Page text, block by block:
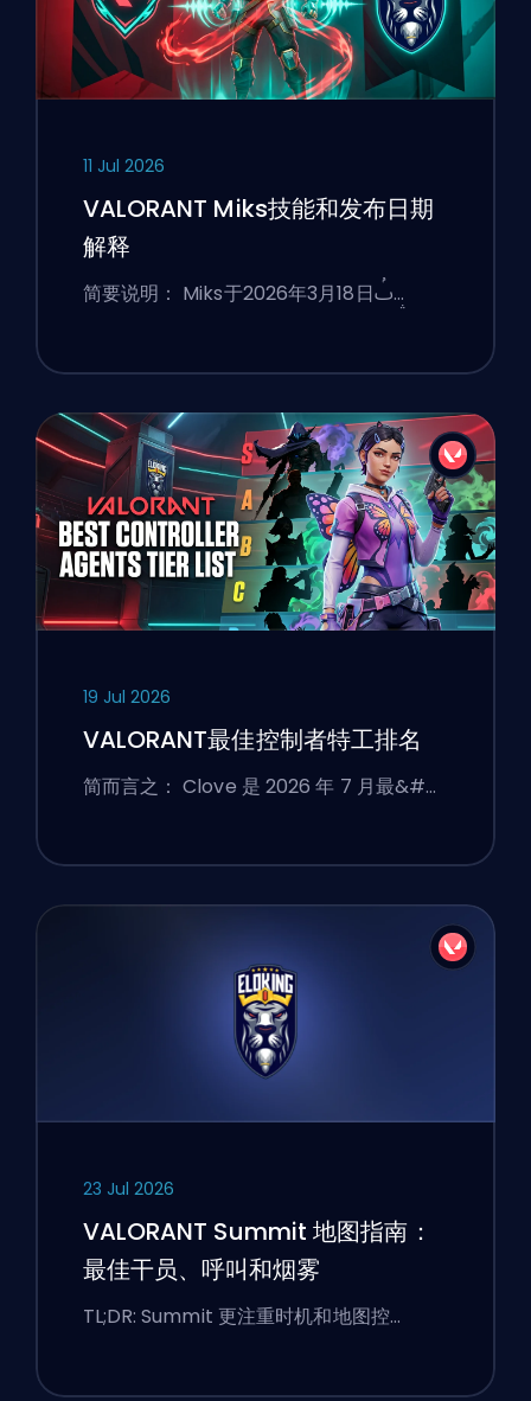
11 Jul 2026
VALORANT Miks技能和发布日期
解释
简要说明： Miks于2026年3月18日ࢷ…
19 Jul 2026
VALORANT最佳控制者特工排名
简而言之： Clove 是 2026 年 7 月最&#…
23 Jul 2026
VALORANT Summit 地图指南：
最佳干员、呼叫和烟雾
TL;DR: Summit 更注重时机和地图控…